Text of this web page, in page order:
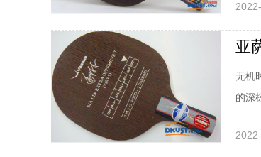
计家
角。
亚
无机
的深
透明